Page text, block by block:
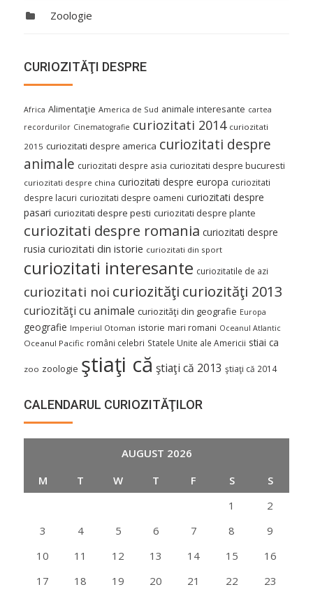
Zoologie
CURIOZITĂŢI DESPRE
Africa Alimentaţie America de Sud animale interesante cartea
recordurilor Cinematografie curiozitati 2014 curiozitati
2015 curiozitati despre america curiozitati despre
animale curiozitati despre asia curiozitati despre bucuresti
curiozitati despre china curiozitati despre europa curiozitati
despre lacuri curiozitati despre oameni curiozitati despre
pasari curiozitati despre pesti curiozitati despre plante
curiozitati despre romania curiozitati despre
rusia curiozitati din istorie curiozitati din sport
curiozitati interesante curiozitatile de azi
curiozitati noi curiozităţi curiozităţi 2013
curiozităţi cu animale curiozităţi din geografie Europa
geografie Imperiul Otoman istorie mari romani Oceanul Atlantic
Oceanul Pacific români celebri Statele Unite ale Americii stiai ca
zoo zoologie ştiaţi că ştiaţi că 2013 ştiaţi că 2014
CALENDARUL CURIOZITĂŢILOR
AUGUST 2026
M
T W T F S
S
1
2
3
4 5 6 7 8
9
10
11 12 13 14 15
16
17
18 19 20 21 22 23